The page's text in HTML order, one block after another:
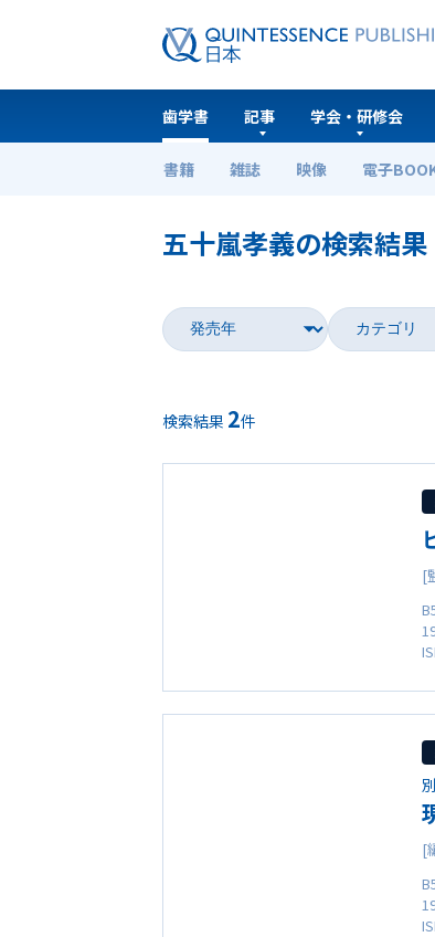
歯学書
書籍 雑誌 映像 電子
記事 学会・研修会
ホーム 歯学書
五十嵐孝義の検索結果
検索結果 2件
[
[